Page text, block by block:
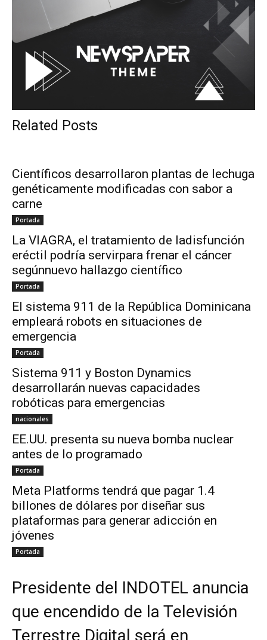
Related Posts
Científicos desarrollaron plantas de lechuga
genéticamente modificadas con sabor a
carne
Portada
La VIAGRA, el tratamiento de ladisfunción
eréctil podría servirpara frenar el cáncer
segúnnuevo hallazgo científico
Portada
El sistema 911 de la República Dominicana
empleará robots en situaciones de
emergencia
Portada
Sistema 911 y Boston Dynamics
desarrollarán nuevas capacidades
robóticas para emergencias
nacionales
EE.UU. presenta su nueva bomba nuclear
antes de lo programado
Portada
Meta Platforms tendrá que pagar 1.4
billones de dólares por diseñar sus
plataformas para generar adicción en
jóvenes
Portada
Presidente del INDOTEL anuncia
que encendido de la Televisión
Terrestre Digital será en